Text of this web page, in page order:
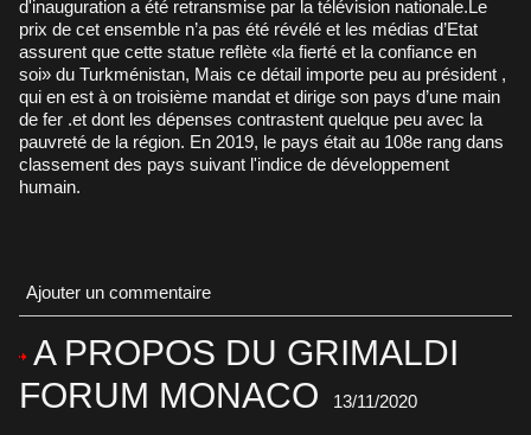
d'inauguration a été retransmise par la télévision nationale.Le
prix de cet ensemble n’a pas été révélé et les médias d’Etat
assurent que cette statue reflète «la fierté et la confiance en
soi» du Turkménistan, Mais ce détail importe peu au président ,
qui en est à on troisième mandat et dirige son pays d’une main
de fer .et dont les dépenses contrastent quelque peu avec la
pauvreté de la région. En 2019, le pays était au 108e rang dans
classement des pays suivant l'indice de développement
humain.
Ajouter un commentaire
A PROPOS DU GRIMALDI
FORUM MONACO
13/11/2020